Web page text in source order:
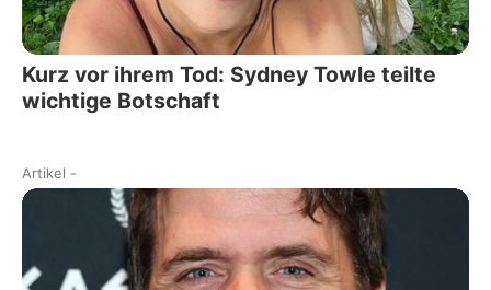
Kurz vor ihrem Tod: Sydney Towle teilte
wichtige Botschaft
Artikel -